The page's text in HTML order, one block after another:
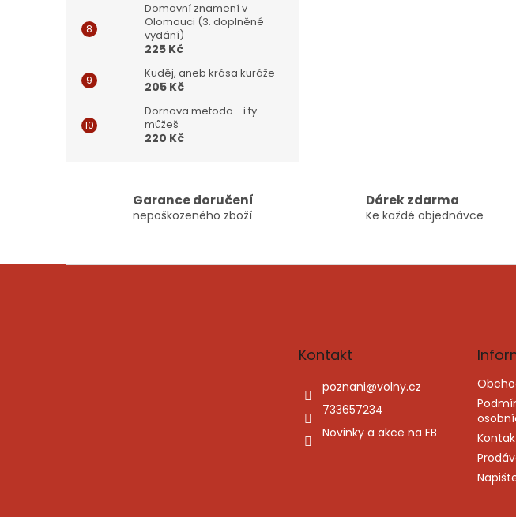
Domovní znamení v
Olomouci (3. doplněné
vydání)
225 Kč
Kuděj, aneb krása kuráže
205 Kč
Dornova metoda - i ty
můžeš
220 Kč
Garance doručení
nepoškozeného zboží
Dárek zdarma
Ke každé objednávce
Kontakt
poznani@volny.cz
733657234
Novinky a akce na FB